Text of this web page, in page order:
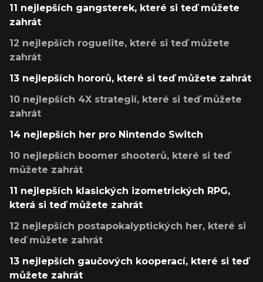
11 nejlepších gangsterek, které si teď můžete
zahrát
12 nejlepších roguelite, které si teď můžete
zahrát
13 nejlepších hororů, které si teď můžete zahrát
10 nejlepších 4X strategií, které si teď můžete
zahrát
14 nejlepších her pro Nintendo Switch
10 nejlepších boomer shooterů, které si teď
můžete zahrát
11 nejlepších klasických izometrických RPG,
která si teď můžete zahrát
12 nejlepších postapokalyptických her, které si
teď můžete zahrát
13 nejlepších gaučových kooperací, které si teď
můžete zahrát